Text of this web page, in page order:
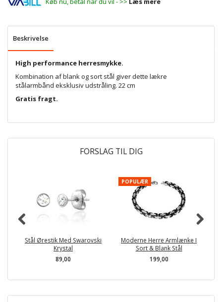
Beskrivelse
High performance herresmykke.
Kombination af blank og sort stål giver dette lækre
stålarmbånd eksklusiv udstråling. 22 cm
Gratis fragt.
FORSLAG TIL DIG
Stål Ørestik Med Swarovski
Krystal
89,00
POPULÆR
Moderne Herre Armlænke I
Sort & Blank Stål
199,00